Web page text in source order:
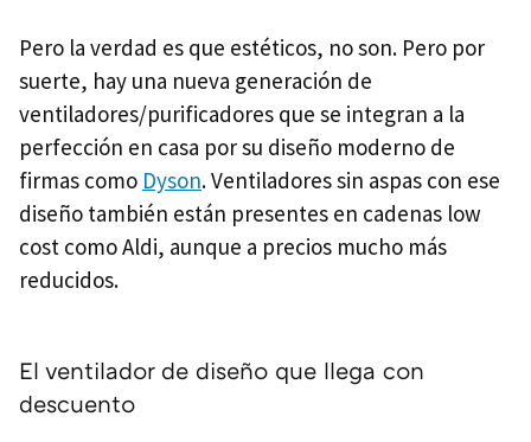
Pero la verdad es que estéticos, no son. Pero por
suerte, hay una nueva generación de
ventiladores/purificadores que se integran a la
perfección en casa por su diseño moderno de
firmas como Dyson. Ventiladores sin aspas con ese
diseño también están presentes en cadenas low
cost como Aldi, aunque a precios mucho más
reducidos.
El ventilador de diseño que llega con
descuento